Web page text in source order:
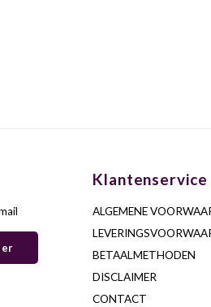
Klantenservice
ALGEMENE
BETAALMETHODEN
DISCLAIMER
CONTACT